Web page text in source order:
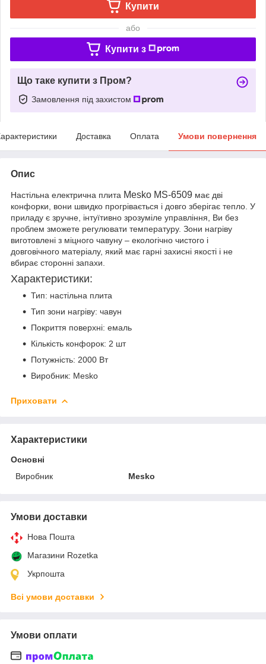
Купити
або
Купити з
Що таке купити з Пром?
Замовлення під захистом
Доставка Оплата Умови повернення
Опис
Настільна електрична плита Mesko MS-6509 має дві
конфорки, вони швидко прогрівається і довго зберігає тепло. У
приладу є зручне, інтуїтивно зрозуміле управління, Ви без
проблем зможете регулювати температуру. Зони нагріву
виготовлені з міцного чавуну – екологічно чистого і
довговічного матеріалу, який має гарні захисні якості і не
вбирає сторонні запахи.
Характеристики:
Тип: настільна плита
Тип зони нагріву: чавун
Покриття поверхні: емаль
Кількість конфорок: 2 шт
Потужність: 2000 Вт
Виробник: Mesko
Приховати
Характеристики
Основні
Виробник
Mesko
Умови доставки
Нова Пошта
Магазини Rozetka
Укрпошта
Всі умови доставки
Умови оплати